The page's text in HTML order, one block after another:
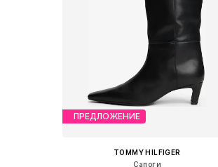
ПРЕДЛОЖЕНИЕ
TOMMY HILFIGER
Сапоги